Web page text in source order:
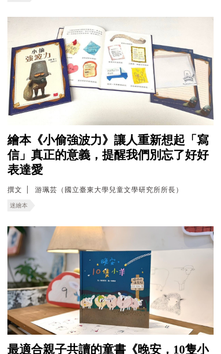
繪本《小偷強波力》讓人重新想起「寫
信」真正的意義，提醒我們別忘了好好
表達愛
撰文 游珮芸（國立臺東大學兒童文學研究所所長）
迷繪本
最適合親子共讀的童書《晚安，10隻小